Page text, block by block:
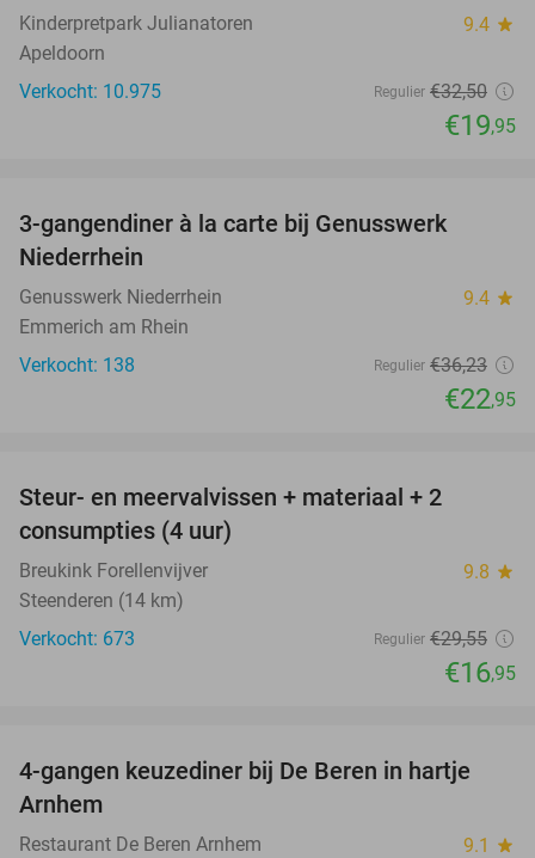
Kinderpretpark Julianatoren 9.4 star
Apeldoorn
Verkocht: 10.975
Regulier €32,50
€19,95
3-gangendiner à la carte bij Genusswerk
Niederrhein
Genusswerk Niederrhein 9.4 star
Emmerich am Rhein
Verkocht: 138
Regulier €36,23
€22,95
Steur- en meervalvissen + materiaal + 2
consumpties (4 uur)
Breukink Forellenvijver 9.8 star
Steenderen (14 km)
Verkocht: 673
Regulier €29,55
€16,95
46%
4-gangen keuzediner bij De Beren in hartje
Arnhem
Restaurant De Beren Arnhem 9.1 star